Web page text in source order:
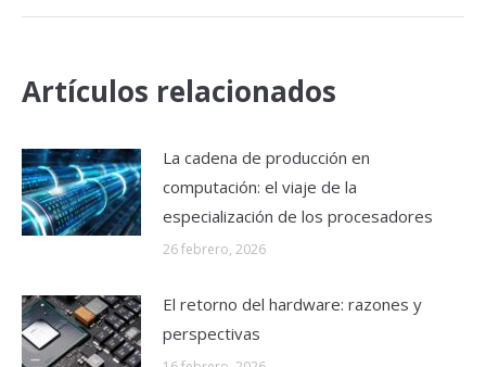
Artículos relacionados
La cadena de producción en
computación: el viaje de la
especialización de los procesadores
26 febrero, 2026
El retorno del hardware: razones y
perspectivas